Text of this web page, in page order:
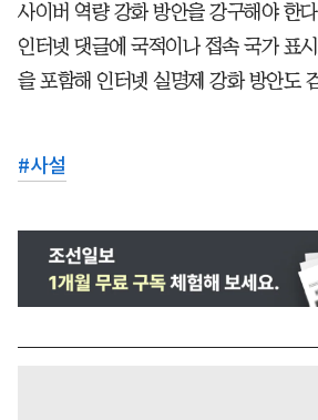
사이버 역량 강화 방안을 강구해야 한
인터넷 댓글에 국적이나 접속 국가 표
을 포함해 인터넷 실명제 강화 방안도
#사설